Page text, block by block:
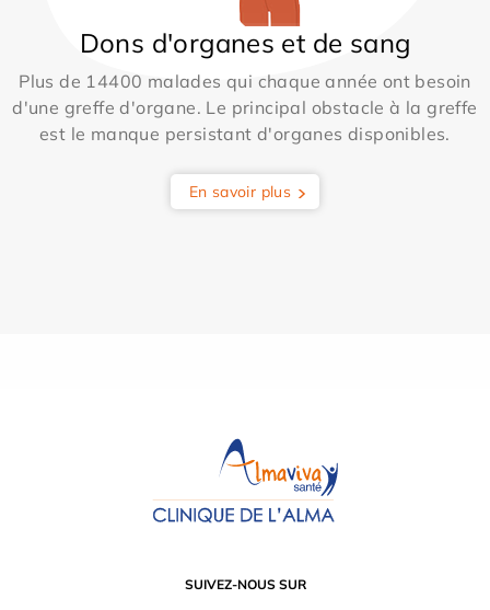
Dons d'organes et de sang
Plus de 14400 malades qui chaque année ont besoin
d'une greffe d'organe. Le principal obstacle à la greffe
est le manque persistant d'organes disponibles.
En savoir plus
SUIVEZ-NOUS SUR